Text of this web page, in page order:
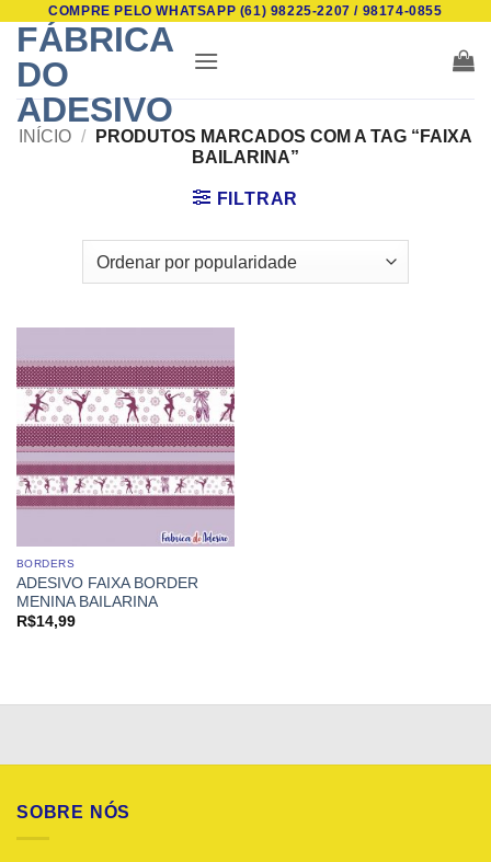
content
COMPRE PELO WHATSAPP (61) 98225-2207 / 98174-0855
FÁBRICA
DO
ADESIVO
INÍCIO /
PRODUTOS MARCADOS COM A TAG “FAIXA
BAILARINA”
FILTRAR
BORDERS
ADESIVO FAIXA BORDER
MENINA BAILARINA
R$14,99
SOBRE NÓS